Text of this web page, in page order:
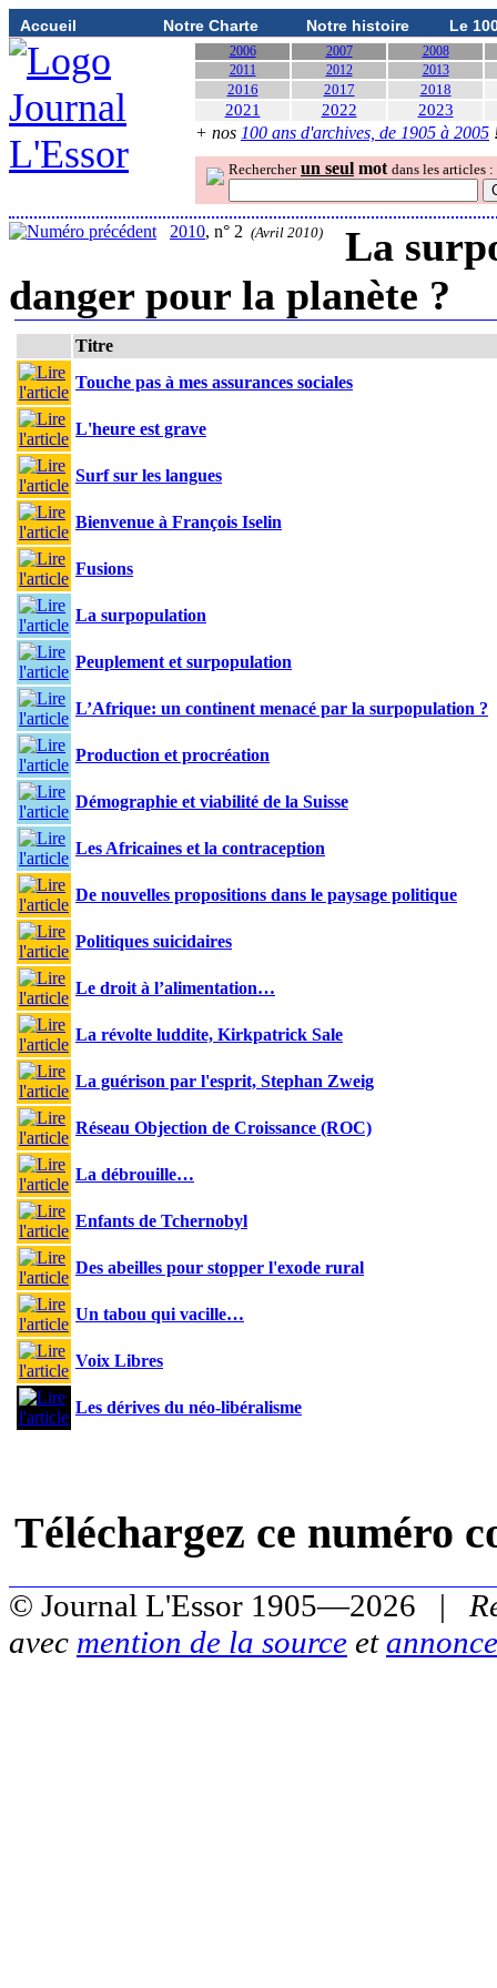
Accueil Notre Charte Notre histoire Le
2006 2007
2008
2011
2012 2013
2016 2017 2018
2021 2022 2023
+ nos 100 ans d'archives, de 1905 à 2005
Rechercher un seul mot dans les articles :
2010, n° 2 (Avril 2010)
La
danger pour la planète ?
Titre
Touche pas à mes assurances sociales
L'heure est grave
Surf sur les langues
Bienvenue à François Iselin
Fusions
La surpopulation
Peuplement et surpopulation
L’Afrique: un continent menacé par la surpopulation ?
Production et procréation
Démographie et viabilité de la Suisse
Les Africaines et la contraception
De nouvelles propositions dans le paysage politique
Politiques suicidaires
Le droit à l’alimentation…
La révolte luddite, Kirkpatrick Sale
La guérison par l'esprit, Stephan Zweig
Réseau Objection de Croissance (ROC)
La débrouille…
Enfants de Tchernobyl
Des abeilles pour stopper l'exode rural
Un tabou qui vacille…
Voix Libres
Les dérives du néo-libéralisme
Téléchargez ce numéro
© Journal L'Essor 1905—2026 |
avec mention de la source et